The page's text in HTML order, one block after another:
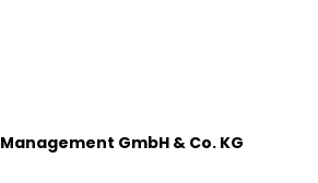
Management GmbH & Co. KG